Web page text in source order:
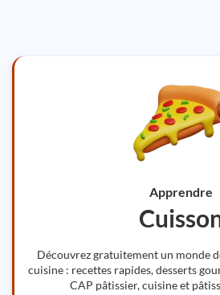
Apprendre
Découvrez gratuitement un monde
cuisine : recettes rapides, desserts
CAP pâtissier, cuisine et